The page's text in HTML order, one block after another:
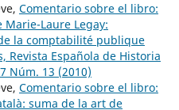
Comentario sobre el libro:
Laure Legay:
la comptabilité publique
Revista Española de Historia
Núm. 13 (2010)
Comentario sobre el libro:
suma de la art de